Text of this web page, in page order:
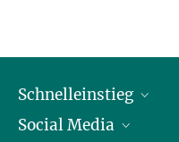
Schnelleinstieg
Alumni
Social Media